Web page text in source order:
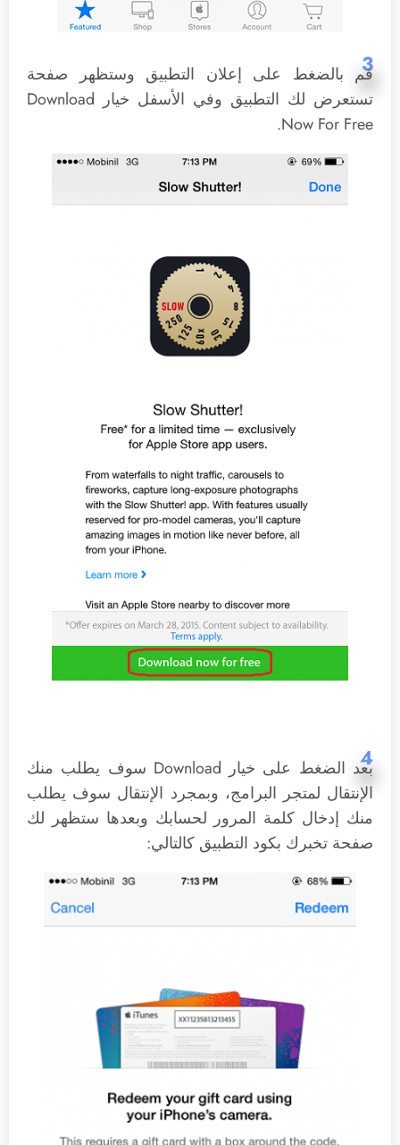
3
قم بالضغط على إعلان التطبيق وستظهر صفحة
تستعرض لك التطبيق وفي الأسفل خيار Download
Now For Free.
4
بعد الضغط على خيار Download سوف يطلب منك
الإنتقال لمتجر البرامج، وبمجرد الإنتقال سوف يطلب
منك إدخال كلمة المرور لحسابك وبعدها ستظهر لك
صفحة تخبرك بكود التطبيق كالتالي: